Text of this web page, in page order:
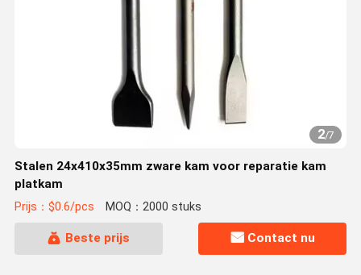
2/7
Stalen 24x410x35mm zware kam voor reparatie kam
platkam
Prijs：$0.6/pcs MOQ：2000 stuks
Beste prijs Contact nu